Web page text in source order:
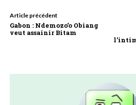
Article précédent
Gabon : Ndemozo’o Obiang
veut assainir Bitam